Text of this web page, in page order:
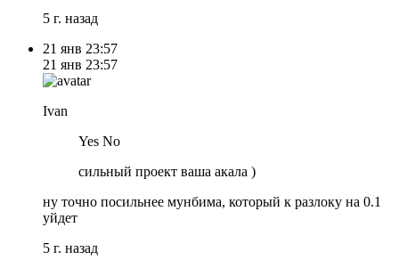
5 г. назад
21 янв 23:57
21 янв 23:57
Ivan
Yes No
сильный проект ваша акала )
ну точно посильнее мунбима, который к разлоку на 0.1
уйдет
5 г. назад